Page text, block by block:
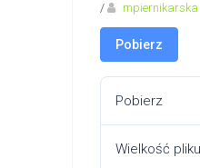
/
mpiernikarska
Pobierz
Pobierz
Wielkość pliku